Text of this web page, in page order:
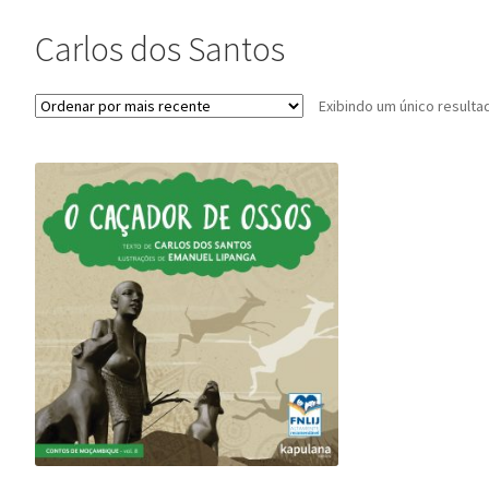
Carlos dos Santos
Exibindo um único